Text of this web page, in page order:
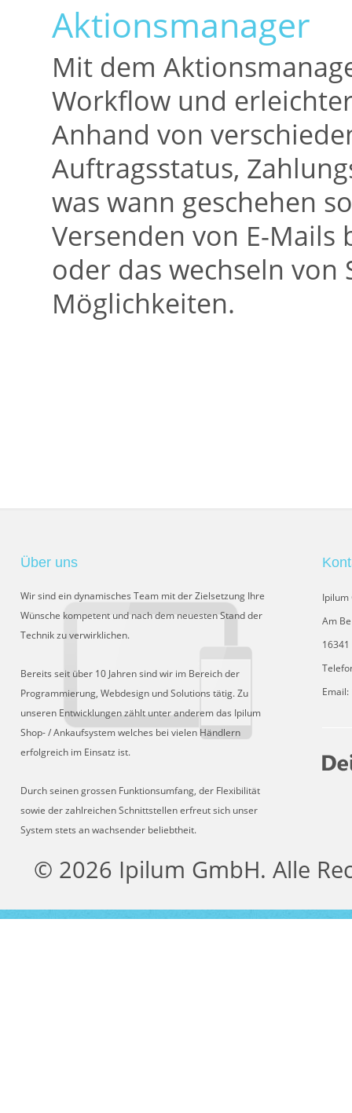
Aktionsmanager
Mit dem
Workflow und
Anhand von
Auftragsstatus,
was wann geschehen
Versenden von E-
oder das wechseln
Möglichkeiten.
Über uns
Wir sind ein dynamisches Team mit der Zielsetzung Ihre
Wünsche kompetent und nach dem neuesten Stand der
Technik zu verwirklichen.
Bereits seit über 10 Jahren sind wir im Bereich der
Programmierung, Webdesign und Solutions tätig. Zu
unseren Entwicklungen zählt unter anderem das Ipilum
Shop- / Ankaufsystem welches bei vielen Händlern
erfolgreich im Einsatz ist.
Durch seinen grossen Funktionsumfang, der Flexibilität
sowie der zahlreichen Schnittstellen erfreut sich unser
System stets an wachsender beliebtheit.
Ipilum
Am
© 2026 Ipilum GmbH. Alle